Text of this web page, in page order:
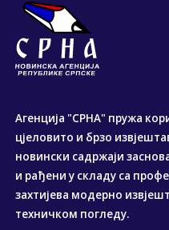
Агенција "СРНА" пружа
цјеловито и брзо
новински садржаји
и рађени у складу са
захтијева модерно
техничком погледу.